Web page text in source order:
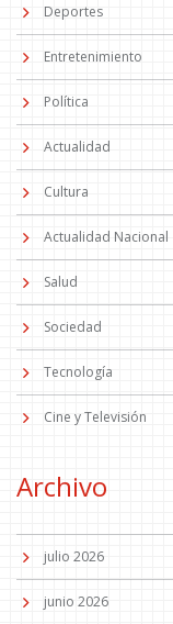
Deportes
Entretenimiento
Política
Actualidad
Cultura
Actualidad Nacional
Salud
Sociedad
Tecnología
Cine y Televisión
Archivo
julio 2026
junio 2026